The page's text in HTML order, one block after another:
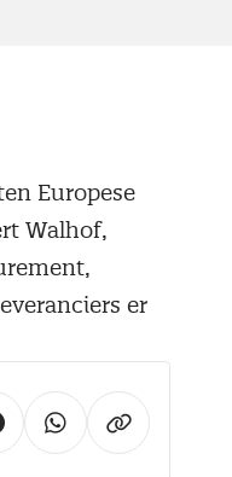
Europese
Walhof,
er